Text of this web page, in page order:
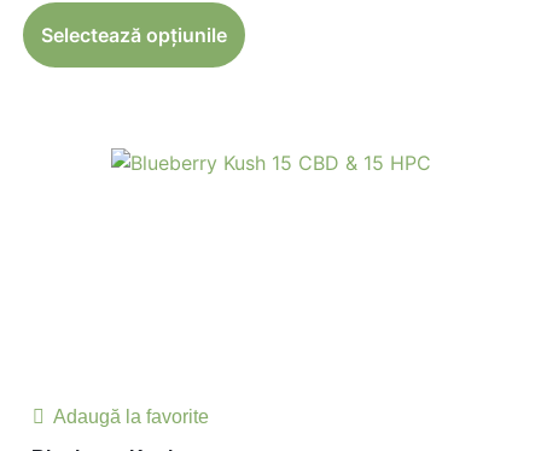
Selectează opțiunile
Adaugă la favorite